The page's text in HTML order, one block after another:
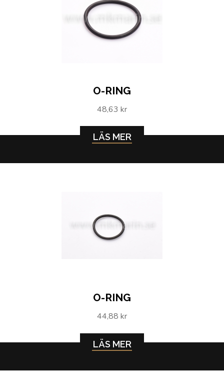
O-RING
48,63 kr
LÄS MER
O-RING
44,88 kr
LÄS MER